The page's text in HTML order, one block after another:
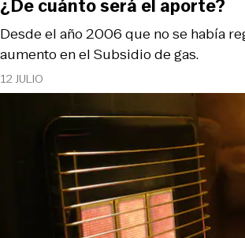
12 JULIO
Desde el año 2006 que no se había
aumento en el Subsidio de gas.
¿De cuánto será el aporte?